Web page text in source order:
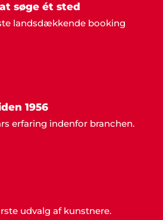
gæsterne roste
anbefaling herfra".
søge ét sted
landsdækkende booking
1956
erfaring indenfor branchen.
udvalg af kunstnere.